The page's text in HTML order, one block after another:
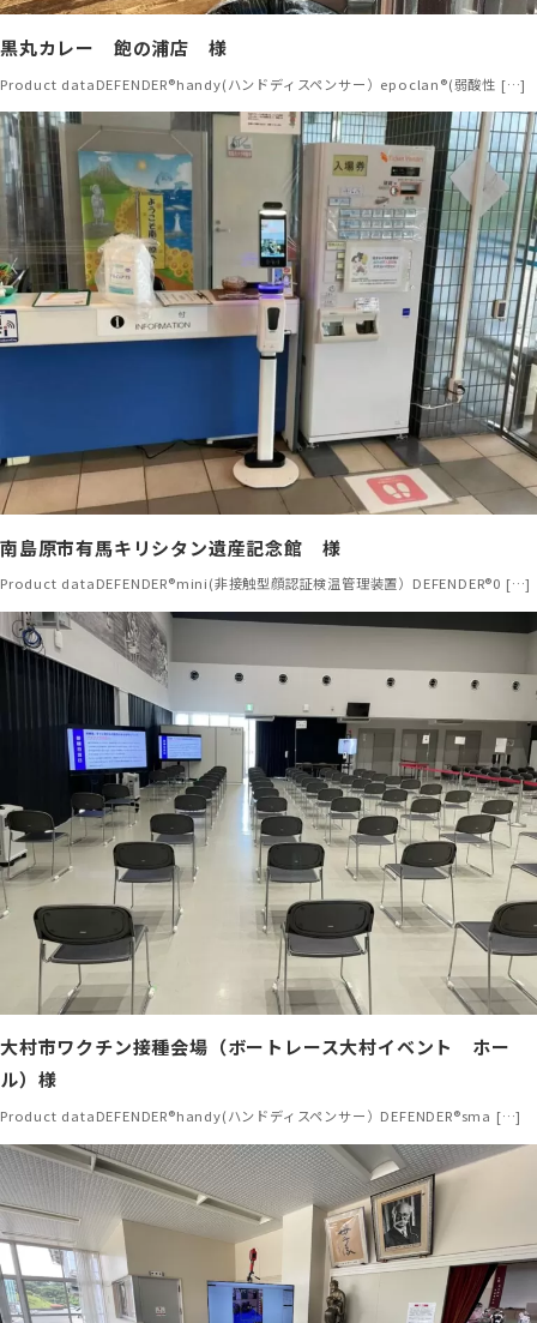
黒丸カレー 飽の浦店 様
Product dataDEFENDER®handy(ハンドディスペンサー）epoclan®(弱酸性 […]
南島原市有馬キリシタン遺産記念館 様
Product dataDEFENDER®mini(非接触型顔認証検温管理装置）DEFENDER®0 […]
大村市ワクチン接種会場（ボートレース大村イベント ホー
ル）様
Product dataDEFENDER®handy(ハンドディスペンサー）DEFENDER®sma […]